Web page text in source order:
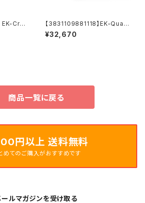
EK-Cry
+ Sup
250m
【3831109881118】EK-Quant
um Velocity³ 1700/1851/AM
5 - Plexi
¥32,670
商品一覧に戻る
円以上 送料無料
めてのご購入がおすすめです
ールマガジンを受け取る